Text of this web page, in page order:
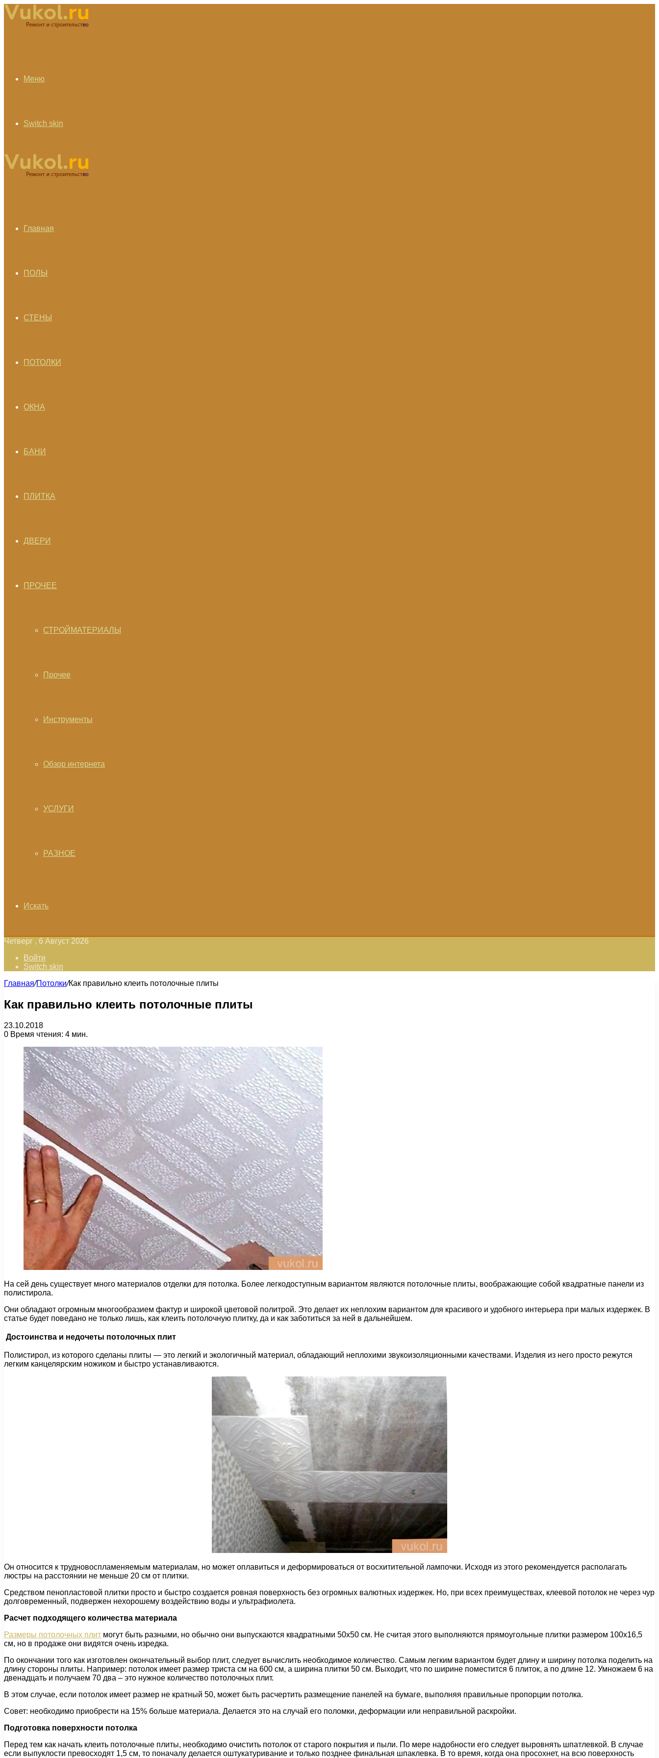
Меню
Switch skin
Главная
ПОЛЫ
СТЕНЫ
ПОТОЛКИ
ОКНА
БАНИ
ПЛИТКА
ДВЕРИ
ПРОЧЕЕ
СТРОЙМАТЕРИАЛЫ
Прочее
Инструменты
Обзор интернета
УСЛУГИ
РАЗНОЕ
Искать
Четверг , 6 Август 2026
Войти
Switch skin
Главная/Потолки/Как правильно клеить потолочные плиты
Как правильно клеить потолочные плиты
23.10.2018
0 Время чтения: 4 мин.
На сей день существует много материалов отделки для потолка. Более легкодоступным вариантом являются потолочные плиты, воображающие собой квадратные панели из
полистирола.
Они обладают огромным многообразием фактур и широкой цветовой политрой. Это делает их неплохим вариантом для красивого и удобного интерьера при малых издержек. В
статье будет поведано не только лишь, как клеить потолочную плитку, да и как заботиться за ней в дальнейшем.
Достоинства и недочеты потолочных плит
Полистирол, из которого сделаны плиты — это легкий и экологичный материал, обладающий неплохими звукоизоляционными качествами. Изделия из него просто режутся
легким канцелярским ножиком и быстро устанавливаются.
Он относится к трудновоспламеняемым материалам, но может оплавиться и деформироваться от восхитительной лампочки. Исходя из этого рекомендуется располагать
люстры на расстоянии не меньше 20 см от плитки.
Средством пенопластовой плитки просто и быстро создается ровная поверхность без огромных валютных издержек. Но, при всех преимуществах, клеевой потолок не через чур
долговременный, подвержен нехорошему воздействию воды и ультрафиолета.
Расчет подходящего количества материала
Размеры потолочных плит могут быть разными, но обычно они выпускаются квадратными 50х50 см. Не считая этого выполняются прямоугольные плитки размером 100х16,5
см, но в продаже они видятся очень изредка.
По окончании того как изготовлен окончательный выбор плит, следует вычислить необходимое количество. Самым легким вариантом будет длину и ширину потолка поделить на
длину стороны плиты. Например: потолок имеет размер триста см на 600 см, а ширина плитки 50 см. Выходит, что по ширине поместится 6 плиток, а по длине 12. Умножаем 6 на
двенадцать и получаем 70 два – это нужное количество потолочных плит.
В этом случае, если потолок имеет размер не кратный 50, может быть расчертить размещение панелей на бумаге, выполняя правильные пропорции потолка.
Совет: необходимо приобрести на 15% больше материала. Делается это на случай его поломки, деформации или неправильной раскройки.
Подготовка поверхности потолка
Перед тем как начать клеить потолочные плиты, необходимо очистить потолок от старого покрытия и пыли. По мере надобности его следует выровнять шпатлевкой. В случае
если выпуклости превосходят 1,5 см, то поначалу делается оштукатуривание и только позднее финальная шпаклевка. В то время, когда она просохнет, на всю поверхность